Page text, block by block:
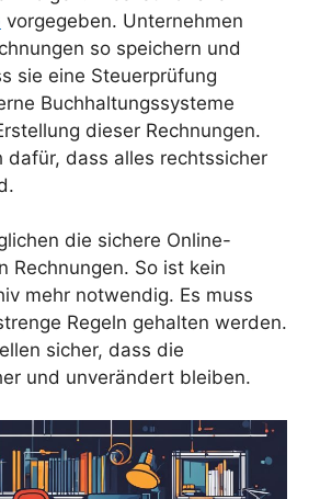
vorgegeben. Unternehmen
so speichern und
sie eine Steuerprüfung
Buchhaltungssysteme
dieser Rechnungen.
dafür, dass alles rechtssicher
die sichere Online-
Rechnungen. So ist kein
mehr notwendig. Es muss
Regeln gehalten werden.
sicher, dass die
und unverändert bleiben.